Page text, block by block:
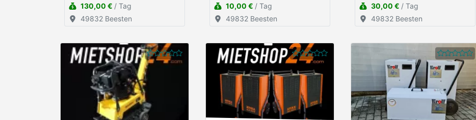
130,00 € / Tag
49832 Beesten
10,00 € / Tag
49832 Beesten
30,00 € / Tag
49832 Beesten